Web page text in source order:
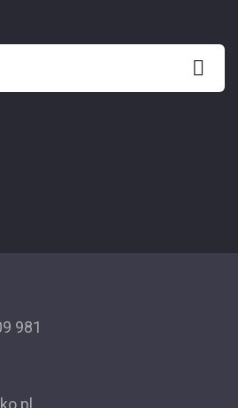
981